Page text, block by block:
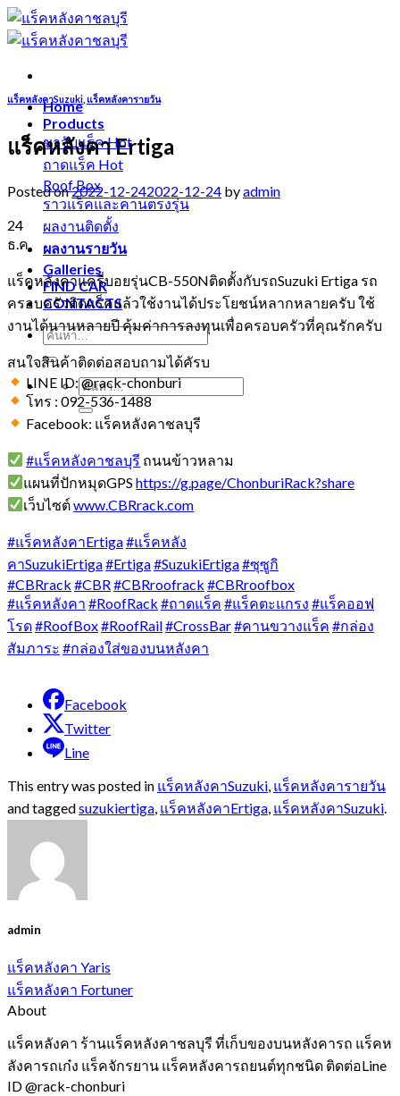
Skip
to
content
Home
Products
ขาจับแร็ค
ถาดแร็ค
Roof Box
ราวแร็คและคานตรงรุ่น
ผลงานติดตั้ง
ผลงานรายวัน
Galleries
FIND CAR
CONTACTS
แร็คหลังคาSuzuki แร็คหลังคารายวัน
แร็คหลังคา Ertiga
Posted on2022-12-242022-12-24 byadmin
24
ธ.ค.
แร็คหลังคาแครี่บอยรุ่นCB-550Nติดตั้งกับรถSuzuki Ertiga รถ
ครอบครัวติดแร็คแล้วใช้งานได้ประโยชน์หลากหลายครับ ใช้
งานได้นานหลายปี คุ้มค่าการลงทุนเพื่อครอบครัวที่คุณรักครับ
สนใจสินค้าติดต่อสอบถามได้คัรบ
LINE ID: @rack-chonburi
โทร : 092-536-1488
Facebook: แร็คหลังคาชลบุรี
#แร็คหลังคาชลบุรี ถนนข้าวหลาม
แผนที่ปักหมุดGPShttps://g.page/ChonburiRack?share
เว็บไซต์www.CBRrack.com
#แร็คหลังคาErtiga#แร็คหลัง
คาSuzukiErtiga#Ertiga#SuzukiErtiga#ซุซูกิ
#CBRrack #CBR#CBRroofrack #CBRroofbox
#แร็คหลังคา #RoofRack #ถาดแร็ค #แร็คตะแกรง #แร็คออฟ
โรด#RoofBox#RoofRail#CrossBar#คานขวางแร็ค #กล่อง
สัมภาระ #กล่องใส่ของบนหลังคา
Facebook
Twitter
Line
This entry was posted in แร็คหลังคาSuzuki, แร็คหลังคารายวัน
and taggedsuzukiertiga, แร็คหลังคาErtiga, แร็คหลังคาSuzuki.
admin
แร็คหลังคา Yaris
แร็คหลังคา Fortuner
About
แร็คหลังคา ร้านแร็คหลังคาชลบุรี ที่เก็บของบนหลังคารถ แร็คห
ลังคารถเก๋ง แร็คจักรยาน แร็คหลังคารถยนต์ทุกชนิด ติดต่อLine
ID @rack-chonburi